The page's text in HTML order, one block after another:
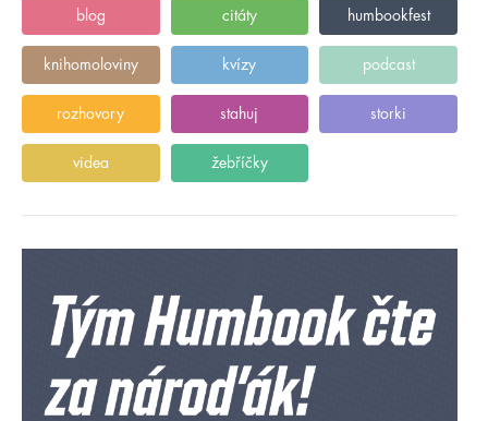
blog citáty humbookfest
knihomoloviny kvízy podcast
rozhovory stahuj storki
videa žebříčky